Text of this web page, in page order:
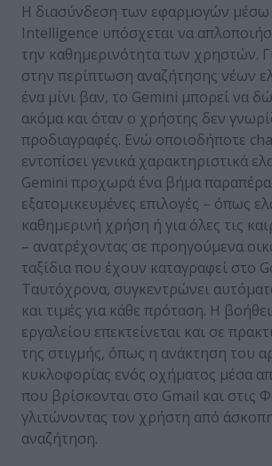
Η διασύνδεση των εφαρμογών
Intelligence υπόσχεται να
την καθημερινότητα των χρηστών.
στην περίπτωση αναζήτησης νέων
ένα μίνι βαν, το Gemini μπορεί να
ακόμα και όταν ο χρήστης δεν
προδιαγραφές. Ενώ οποιοδήποτε
εντοπίσει γενικά χαρακτηριστικά
Gemini προχωρά ένα βήμα
εξατομικευμένες επιλογές – όπως
καθημερινή χρήση ή για όλες τις
– ανατρέχοντας σε προηγούμενα
ταξίδια που έχουν καταγραφεί στο
Ταυτόχρονα, συγκεντρώνει
και τιμές για κάθε πρόταση. Η
εργαλείου επεκτείνεται και σε
της στιγμής, όπως η ανάκτηση του
κυκλοφορίας ενός οχήματος μέσα
που βρίσκονται στο Gmail και στις
γλιτώνοντας τον χρήστη από
αναζήτηση.